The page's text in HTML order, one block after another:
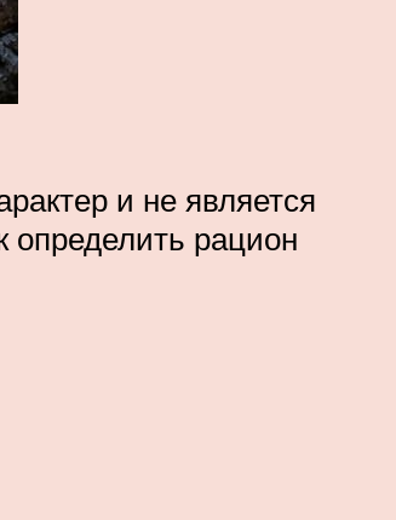
и не является
рацион